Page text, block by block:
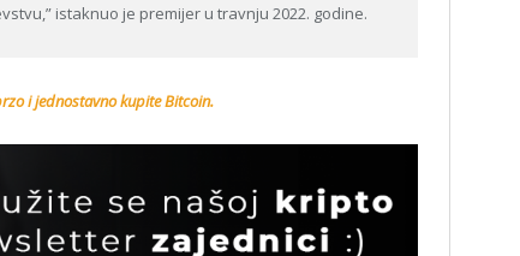
istaknuo je premijer u travnju 2022. godine.
i jednostavno kupite Bitcoin.